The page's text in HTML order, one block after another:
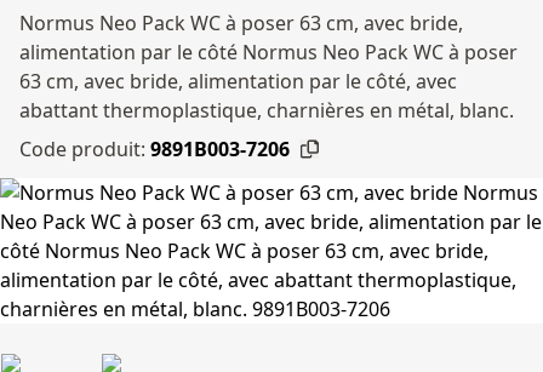
Normus Neo Pack WC à poser 63 cm, avec bride,
alimentation par le côté Normus Neo Pack WC à poser
63 cm, avec bride, alimentation par le côté, avec
abattant thermoplastique, charnières en métal, blanc.
Code produit: 9891B003-7206